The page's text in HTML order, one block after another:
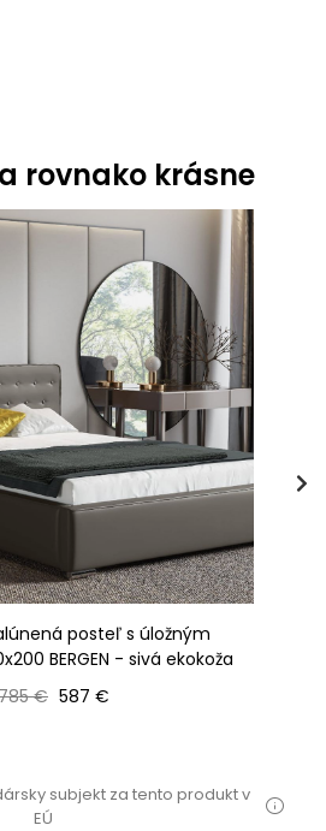
rovnako krásne
posteľ s úložným
BERGEN - sivá ekokoža
cena
€ Cena
587 €
subjekt za tento produkt v
EÚ